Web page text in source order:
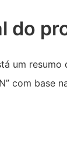
do
um
com base